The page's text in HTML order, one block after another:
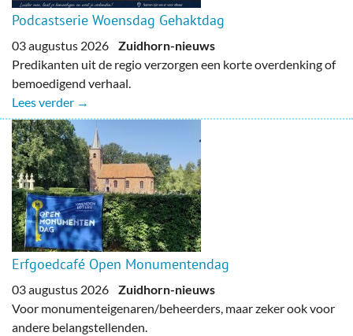
Podcastserie Woensdag Gehaktdag
03 augustus 2026 Zuidhorn-nieuws
Predikanten uit de regio verzorgen een korte overdenking of
bemoedigend verhaal.
Lees verder →
Erfgoedcafé Open Monumentendag
03 augustus 2026 Zuidhorn-nieuws
Voor monumenteigenaren/beheerders, maar zeker ook voor
andere belangstellenden.